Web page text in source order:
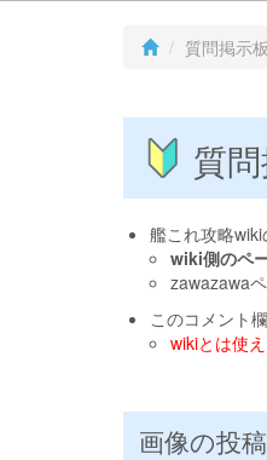
質問掲示板
質
艦これ攻略wiki
wiki側のペ
zawazawa
このコメント
wikiとは使
画像の投